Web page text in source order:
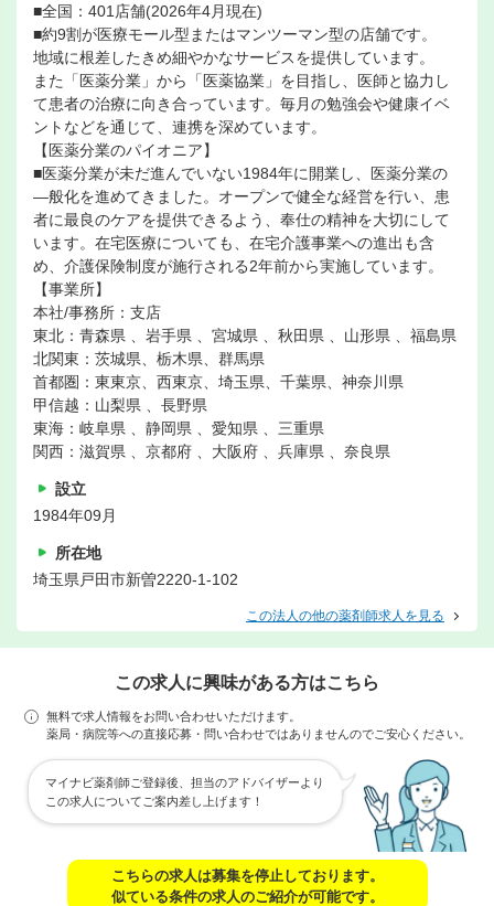
■全国：401店舗(2026年4月現在)
■約9割が医療モール型またはマンツーマン型の店舗です。
地域に根差したきめ細やかなサービスを提供しています。
また「医薬分業」から「医薬協業」を目指し、医師と協力し
て患者の治療に向き合っています。毎月の勉強会や健康イベ
ントなどを通じて、連携を深めています。
【医薬分業のパイオニア】
■医薬分業が未だ進んでいない1984年に開業し、医薬分業の
―般化を進めてきました。オープンで健全な経営を行い、患
者に最良のケアを提供できるよう、奉仕の精神を大切にして
います。在宅医療についても、在宅介護事業への進出も含
め、介護保険制度が施行される2年前から実施しています。
【事業所】
本社/事務所：支店
東北：青森県 、岩手県 、宮城県 、秋田県 、山形県 、福島県
北関東：茨城県、栃木県、群馬県
首都圏：東東京、西東京、埼玉県、千葉県、神奈川県
甲信越：山梨県 、長野県
東海：岐阜県 、静岡県 、愛知県 、三重県
関西：滋賀県 、京都府 、大阪府 、兵庫県 、奈良県
設立
1984年09月
所在地
埼玉県戸田市新曽2220-1-102
この法人の他の薬剤師求人を見る
この求人に興味がある方はこちら
無料で求人情報をお問い合わせいただけます。
薬局・病院等への直接応募・問い合わせではありませんのでご安心ください。
マイナビ薬剤師ご登録後、担当のアドバイザーより
この求人についてご案内差し上げます！
こちらの求人は募集を停止しております。
似ている条件の求人のご紹介が可能です。